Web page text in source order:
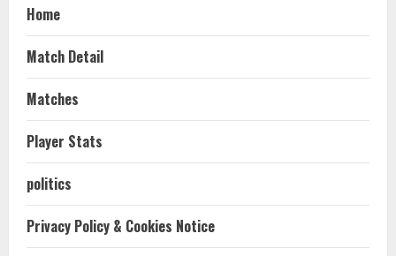
Home
Match Detail
Matches
Player Stats
politics
Privacy Policy & Cookies Notice